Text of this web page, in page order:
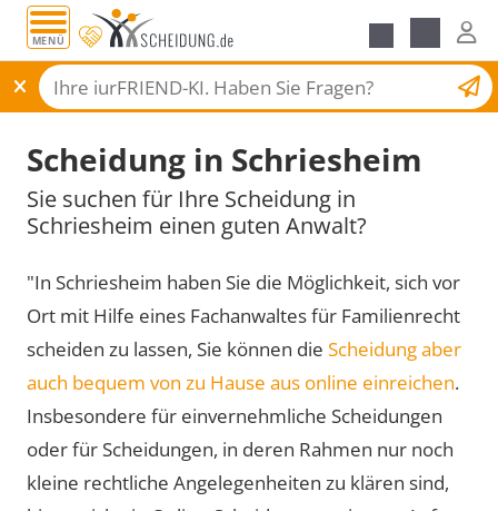
MENÜ
Scheidungsantrag
Scheidung in Schriesheim
Sie suchen für Ihre Scheidung in
Schriesheim einen guten Anwalt?
"In Schriesheim haben Sie die Möglichkeit, sich vor
Ort mit Hilfe eines Fachanwaltes für Familienrecht
scheiden zu lassen, Sie können die Scheidung aber
auch bequem von zu Hause aus online einreichen.
Insbesondere für einvernehmliche Scheidungen
oder für Scheidungen, in deren Rahmen nur noch
kleine rechtliche Angelegenheiten zu klären sind,